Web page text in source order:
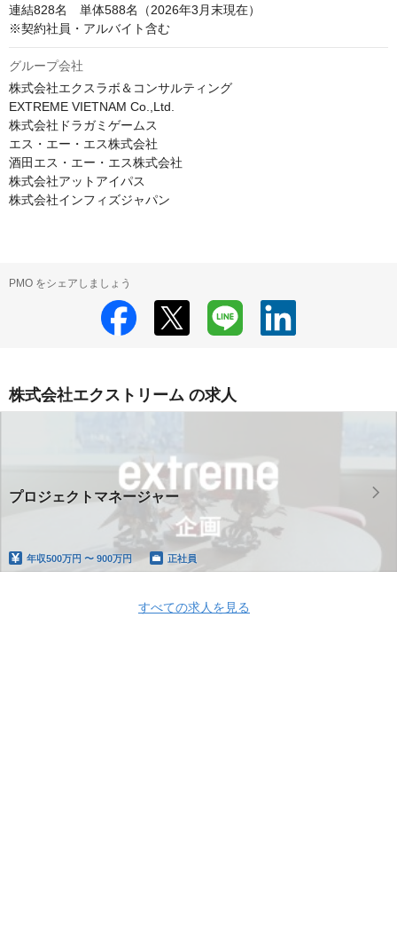
連結828名　単体588名（2026年3⽉末現在）
※契約社員・アルバイト含む
グループ会社
株式会社エクスラボ＆コンサルティング
EXTREME VIETNAM Co.,Ltd.
株式会社ドラガミゲームス
エス・エー・エス株式会社
酒田エス・エー・エス株式会社
株式会社アットアイパス
株式会社インフィズジャパン
PMO をシェアしましょう
株式会社エクストリーム の求人
プロジェクトマネージャー
年収500万円 〜 900万円 正社員
すべての求人を見る